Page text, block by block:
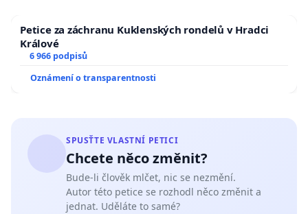
Petice za záchranu Kuklenských rondelů v Hradci
Králové
6 966 podpisů
Oznámení o transparentnosti
SPUSŤTE VLASTNÍ PETICI
Chcete něco změnit?
Bude-li člověk mlčet, nic se nezmění.
Autor této petice se rozhodl něco změnit a
jednat. Uděláte to samé?